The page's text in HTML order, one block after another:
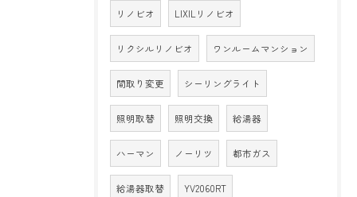
リノビオ LIXILリノビオ
リクシルリノビオ ワンルームマンション
間取り変更 シーリングライト
照明取替 照明交換 給湯器
ハーマン ノーリツ 都市ガス
給湯器取替 YV2060RT